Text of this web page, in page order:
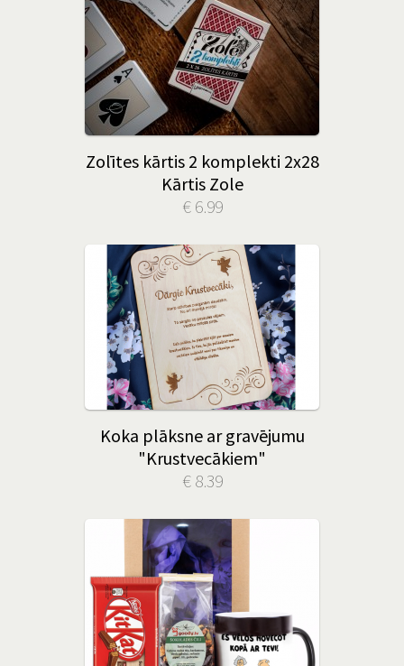
Zolītes kārtis 2 komplekti 2x28
Kārtis Zole
€ 6.99
Koka plāksne ar gravējumu
"Krustvecākiem"
€ 8.39